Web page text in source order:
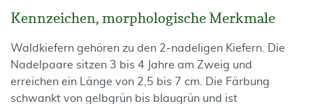
Kennzeichen, morphologische Merkmale
Waldkiefern gehören zu den 2-nadeligen Kiefern. Die
Nadelpaare sitzen 3 bis 4 Jahre am Zweig und
erreichen ein Länge von 2,5 bis 7 cm. Die Färbung
schwankt von gelbgrün bis blaugrün und ist